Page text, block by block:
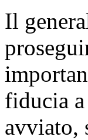
Il
fiducia
avviato,